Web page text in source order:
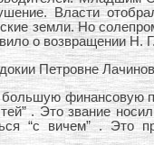
Власти
земли. Но
о возвращении Н.
Петровне
финансовую
. Это звание
“с вичем” . Это